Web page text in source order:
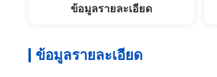
ข้อมูลรายละเอียด
ข้อมูลรายละเอียด